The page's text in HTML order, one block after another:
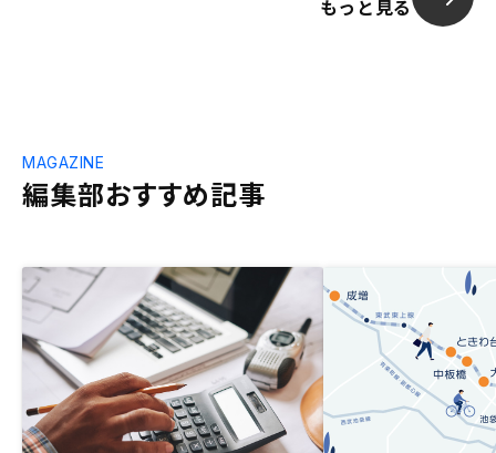
もっと見る
編集部おすすめ記事
MAGAZINE